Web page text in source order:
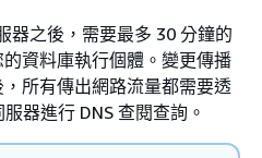
器之後，需要最多 30 分鐘的
資料庫執行個體。變更傳播
所有傳出網路流量都需要透
器進行 DNS 查閱查詢。